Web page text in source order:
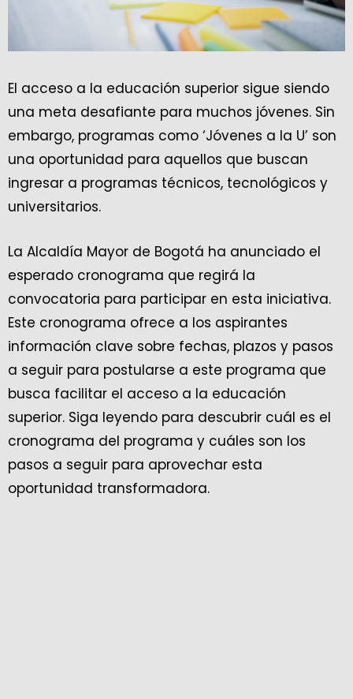
El acceso a la educación superior sigue siendo
una meta desafiante para muchos jóvenes. Sin
embargo, programas como ‘Jóvenes a la U’ son
una oportunidad para aquellos que buscan
ingresar a programas técnicos, tecnológicos y
universitarios.
La Alcaldía Mayor de Bogotá ha anunciado el
esperado cronograma que regirá la
convocatoria para participar en esta iniciativa.
Este cronograma ofrece a los aspirantes
información clave sobre fechas, plazos y pasos
a seguir para postularse a este programa que
busca facilitar el acceso a la educación
superior. Siga leyendo para descubrir cuál es el
cronograma del programa y cuáles son los
pasos a seguir para aprovechar esta
oportunidad transformadora.